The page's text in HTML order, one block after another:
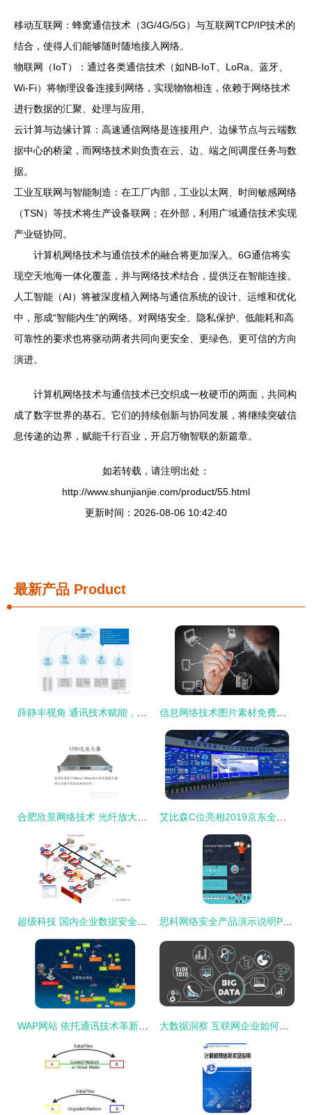
移动互联网：蜂窝通信技术（3G/4G/5G）与互联网TCP/IP技术的
结合，使得人们能够随时随地接入网络。
物联网（IoT）：通过各类通信技术（如NB-IoT、LoRa、蓝牙、
Wi-Fi）将物理设备连接到网络，实现物物相连，依赖于网络技术
进行数据的汇聚、处理与应用。
云计算与边缘计算：高速通信网络是连接用户、边缘节点与云端数
据中心的桥梁，而网络技术则负责在云、边、端之间调度任务与数
据。
工业互联网与智能制造：在工厂内部，工业以太网、时间敏感网络
（TSN）等技术将生产设备联网；在外部，利用广域通信技术实现
产业链协同。
计算机网络技术与通信技术的融合将更加深入。6G通信将实
现空天地海一体化覆盖，并与网络技术结合，提供泛在智能连接。
人工智能（AI）将被深度植入网络与通信系统的设计、运维和优化
中，形成“智能内生”的网络。对网络安全、隐私保护、低能耗和高
可靠性的要求也将驱动两者共同向更安全、更绿色、更可信的方向
演进。
计算机网络技术与通信技术已交织成一枚硬币的两面，共同构
成了数字世界的基石。它们的持续创新与协同发展，将继续突破信
息传递的边界，赋能千行百业，开启万物智联的新篇章。
如若转载，请注明出处：
http://www.shunjianjie.com/product/55.html
更新时间：2026-08-06 10:42:40
最新产品 Product